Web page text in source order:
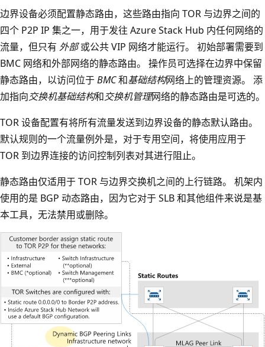
边界设备必须配置静态路由，这些路由指向 TOR 与边界之间的
四个 P2P IP 集之一，用于发往 Azure Stack Hub 内任何网络的
流量，但只有 外部或公共 VIP 网络才能运行。 初始部署需要到
BMC 网络和外部网络的静态路由。 操作员可选择在边界中保留
静态路由，以访问位于BMC和基础结构网络上的管理资源。 添
加指向交换机基础结构和交换机管理网络的静态路由是可选的。
TOR 设备配置有将所有流量发送到边界设备的静态默认路由。
默认规则的一个流量例外是，对于专用空间，将使用应用于
TOR 到边界连接的访问控制列表对其进行阻止。
静态路由仅适用于 TOR 与边界交换机之间的上行链路。 机架内
使用的是 BGP 动态路由，因为它对于 SLB 和其他组件来说是基
本工具，无法禁用或删除。